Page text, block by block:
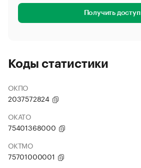
Получить доступ
Коды статистики
ОКПО
2037572824
ОКАТО
75401368000
ОКТМО
75701000001